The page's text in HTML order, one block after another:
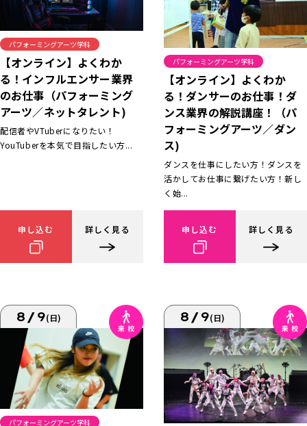
パフォーミングアーツ学科
【オンライン】よくわか
る！インフルエンサー業界
のお仕事（パフォーミング
アーツ／ネットタレント)
配信者やVTuberになりたい！
YouTuberを本気で目指したい方...
申し込む 詳しく見る
パフォーミングアーツ学科
【オンライン】よくわか
る！ダンサーのお仕事！ダ
ンス業界の解説講座！（パ
フォーミングアーツ／ダン
ス)
ダンスを仕事にしたい方！ダンスを
活かしてお仕事に繋げたい方！新し
く始...
申し込む 詳しく見る
8/9(日)
パフォーミングアーツ学科
8/9(日)